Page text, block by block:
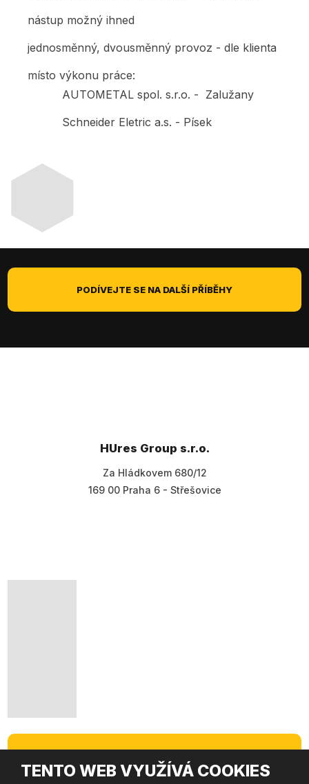
nástup možný ihned
jednosměnný, dvousměnný provoz - dle klienta
místo výkonu práce:
AUTOMETAL spol. s.r.o. - Zalužany
Schneider Eletric a.s. - Písek
PODÍVEJTE SE NA DALŠÍ PŘÍBĚHY
HUres Group s.r.o.
Za Hládkovem 680/12
169 00 Praha 6 - Střešovice
TENTO WEB VYUŽÍVÁ COOKIES